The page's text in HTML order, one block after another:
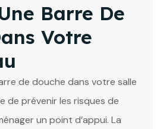
Barre De
Votre
de douche dans votre salle
de prévenir les risques de
un point d’appui. La